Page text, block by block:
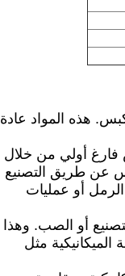
هذه المواد عادة
فارغ أولي من خلال
عن طريق التصنيع
أو عمليات
أو الصب. وهذا
مثل